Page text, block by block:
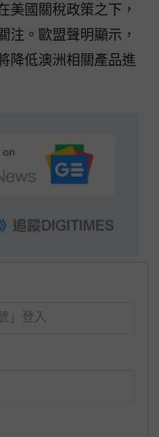
美國關稅政策之下，
注。歐盟聲明顯示，
降低澳洲相關產品進